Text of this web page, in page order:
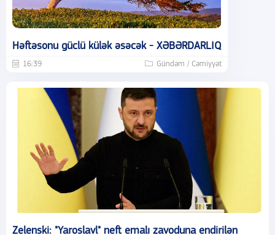
Həftəsonu güclü külək əsəcək - XƏBƏRDARLIQ
16:39 Gündəm / Cəmiyyət
Zelenski: "Yaroslavl" neft emalı zavoduna endirilən